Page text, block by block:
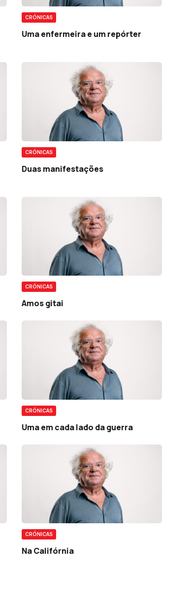
CRÓNICAS
Uma enfermeira e um repórter
CRÓNICAS
Duas manifestações
CRÓNICAS
Amos gitai
CRÓNICAS
Uma em cada lado da guerra
CRÓNICAS
Na Califórnia